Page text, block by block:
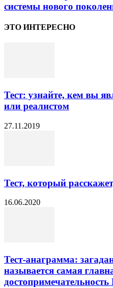
системы нового
ЭТО ИНТЕРЕСНО
Тест: узнайте, кем вы
или реалистом
27.11.2019
Тест, который
16.06.2020
Тест-анаграмма:
называется самая